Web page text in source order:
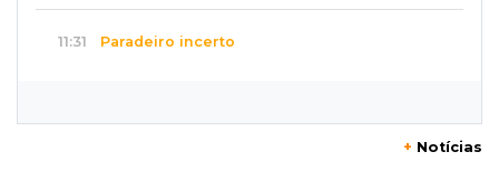
11:31 Paradeiro incerto
+ Notícias